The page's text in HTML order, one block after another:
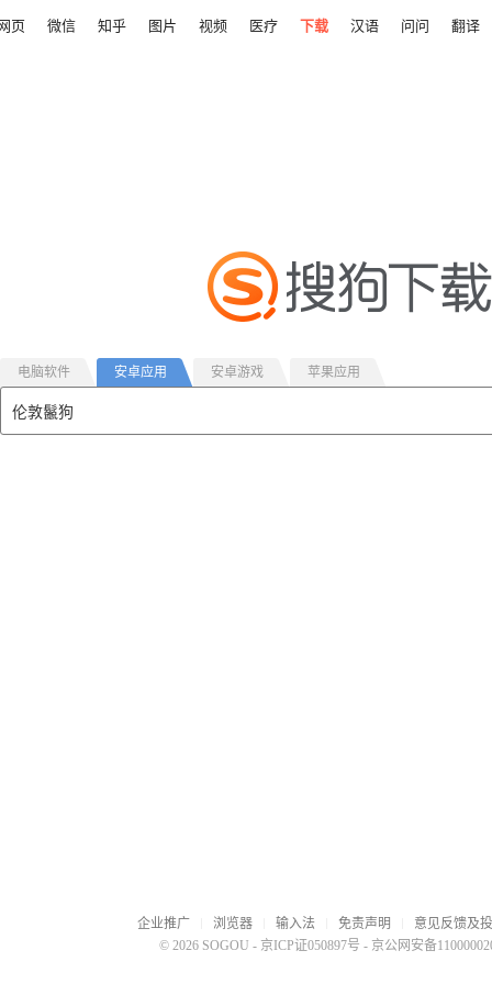
页 微信 知乎 图片 视频 医疗 下载 汉语 问问 翻译
电脑软件 安卓应用 安卓游戏 苹果应用
企业推广 浏览器 输入法 免责声明
意见反馈及
© 2026 SOGOU - 京ICP证050897号 - 京公网安备